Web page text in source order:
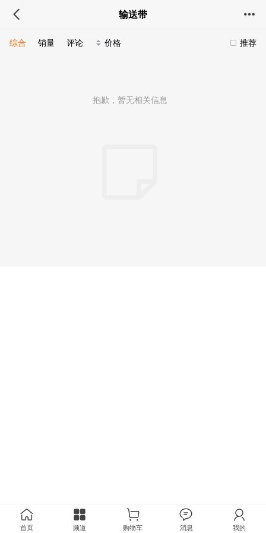
输送带
推荐
综合 销量 评论 价格
抱歉，暂无相关信息
首页 频道 购物车 消息 我的